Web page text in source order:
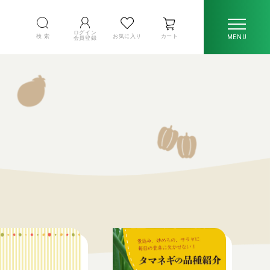
検 索
ログイン
会員登録
お気に入り カート MENU